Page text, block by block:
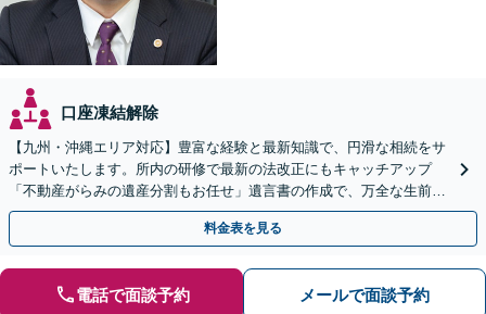
口座凍結解除
【九州・沖縄エリア対応】豊富な経験と最新知識で、円滑な相続をサ
ポートいたします。所内の研修で最新の法改正にもキャッチアップ
「不動産がらみの遺産分割もお任せ」遺言書の作成で、万全な生前対
策をおこないましょう【夜間・休日面談可】
料金表を見る
電話で面談予約 メールで面談予約